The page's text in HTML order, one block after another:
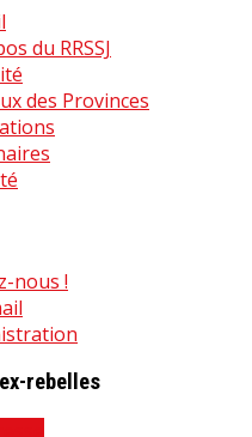
du RRSSJ
des Provinces
nous !
ex-rebelles